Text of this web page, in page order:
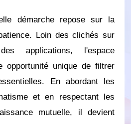
démarche repose sur la
Loin des clichés sur
applications, l'espace
opportunité unique de filtrer
En abordant les
et en respectant les
mutuelle, il devient